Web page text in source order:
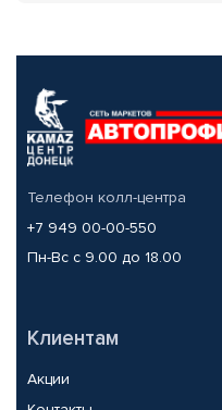
Телефон колл-центра
+7 949 00-00-550
Пн-Вс с 9.00 до 18.00
Клиентам
Акции